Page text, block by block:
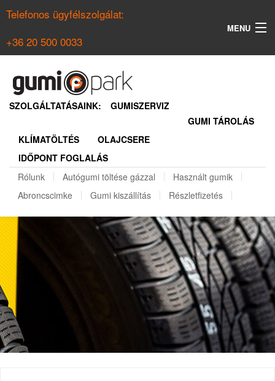
Telefonos ügyfélszolgálat:
+36 20 500 0033
MENU
NYÁRI GUMI KERESŐ
REGISZTRÁCIÓ
SZOLGÁLTATÁSAINK:
GUMISZERVIZ
GUMI TÁROLÁS
KLÍMATÖLTÉS
OLAJCSERE
IDŐPONT FOGLALÁS
Rólunk
Autógumi töltése gázzal
Használt gumik
Abroncscimke
Gumi kiszállítás Részletfizetés